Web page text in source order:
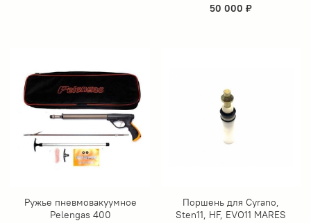
50 000 ₽
Ружье пневмовакуумное
Pelengas 400
Поршень для Cyrano,
Sten11, HF, EVO11 MARES